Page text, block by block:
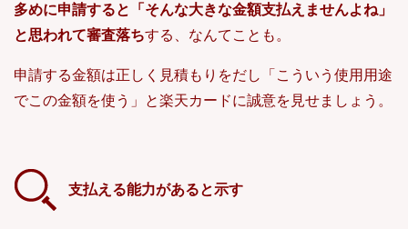
多めに申請すると「そんな大きな金額支払えませんよね」
と思われて審査落ちする、なんてことも。
申請する金額は正しく見積もりをだし「こういう使用用途
でこの金額を使う」と楽天カードに誠意を見せましょう。
支払える能力があると示す